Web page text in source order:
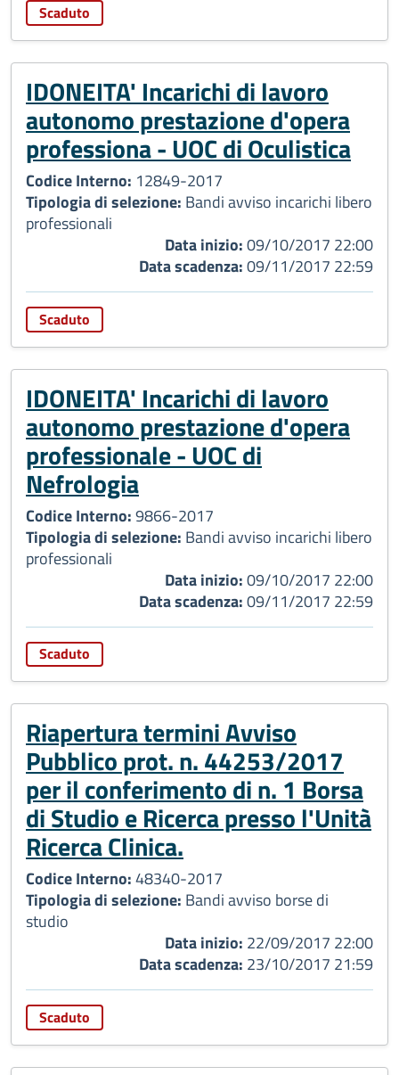
Scaduto
IDONEITA' Incarichi di lavoro
autonomo prestazione d'opera
professiona - UOC di Oculistica
Codice Interno: 12849-2017
Tipologia di selezione: Bandi avviso incarichi libero
professionali
Data inizio:09/10/2017 22:00
Data scadenza:09/11/2017 22:59
Scaduto
IDONEITA' Incarichi di lavoro
autonomo prestazione d'opera
professionale - UOC di
Nefrologia
Codice Interno:9866-2017
Tipologia di selezione: Bandi avviso incarichi libero
professionali
Data inizio:09/10/2017 22:00
Data scadenza:09/11/2017 22:59
Scaduto
Riapertura termini Avviso
Pubblico prot. n. 44253/2017
per il conferimento di n. 1 Borsa
di Studio e Ricerca presso l'Unità
Ricerca Clinica.
Codice Interno:48340-2017
Tipologia di selezione: Bandi avviso borse di
studio
Data inizio: 22/09/2017 22:00
Data scadenza: 23/10/2017 21:59
Scaduto